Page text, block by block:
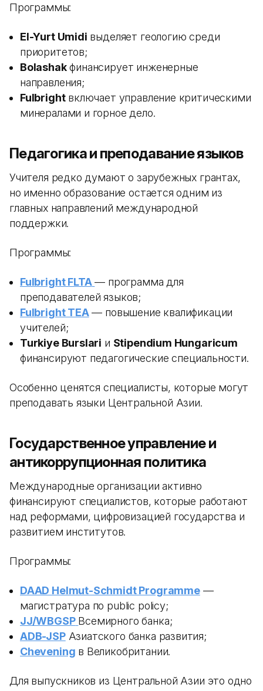
Программы:
El-Yurt Umidi выделяет геологию среди
приоритетов;
Bolashakфинансирует инженерные
направления;
Fulbrightвключает управление критическими
минералами и горное дело.
Педагогика и преподавание языков
Учителя редко думают о зарубежных грантах,
но именно образование остается одним из
главных направлений международной
поддержки.
Программы:
Fulbright FLTA — программа для
преподавателей языков;
Fulbright TEA— повышение квалификации
учителей;
Turkiye Burslari и Stipendium Hungaricum
финансируют педагогические специальности.
Особенно ценятся специалисты, которые могут
преподавать языки Центральной Азии.
Государственное управление и
антикоррупционная политика
Международные организации активно
финансируют специалистов, которые работают
над реформами, цифровизацией государства и
развитием институтов.
Программы:
DAAD Helmut-Schmidt Programme—
магистратура по public policy;
JJ/WBGSP Всемирного банка;
ADB-JSPАзиатского банка развития;
Chevening в Великобритании.
Для выпускников из Центральной Азии это одно